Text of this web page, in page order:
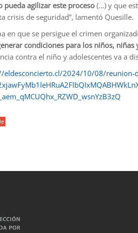
pueda agilizar este proceso (…) y que
crisis de seguridad”, lamentó Quesille.
en que se persigue el crimen
condiciones para los niños,
contra el niño y adolescentes va a
eldesconcierto.cl/2024/10/08/reunion-